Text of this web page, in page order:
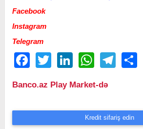
Facebook
Instagram
Telegram
FacebookTwitter LinkedIn WhatsAppTelegram
Banco.az Play Market-də
Kredit sifariş edin